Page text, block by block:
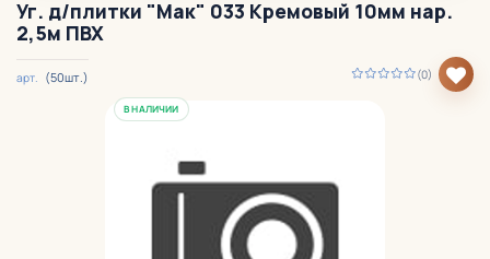
Уг. д/плитки "Мак" 033 Кремовый 10мм нар.
2,5м ПВХ
(0)
арт. (50шт.)
В НАЛИЧИИ